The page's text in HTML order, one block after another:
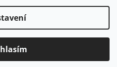
t
1 2
oděvy s.r.o.
nastavení cookies